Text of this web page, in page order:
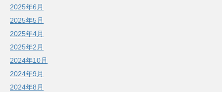
2025年6月
2025年5月
2025年4月
2025年2月
2024年10月
2024年9月
2024年8月